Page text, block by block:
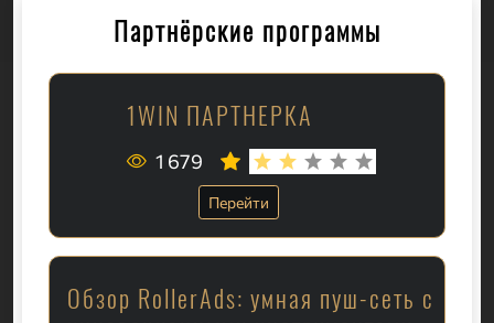
Партнёрские программы
1WIN ПАРТНЕРКА
1 679
Перейти
Обзор RollerAds: умная пуш-сеть с